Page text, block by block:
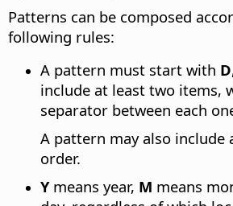
Patterns can be composed
following rules:
A pattern must start with D
include at least two items,
separator between each
A pattern may also include
order.
Ymeans year, M means